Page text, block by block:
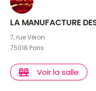
LA MANUFACTURE
7, rue Véron
75018 Paris
Voir la salle